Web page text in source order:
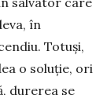
în
Totuși,
o soluție, ori
durerea se